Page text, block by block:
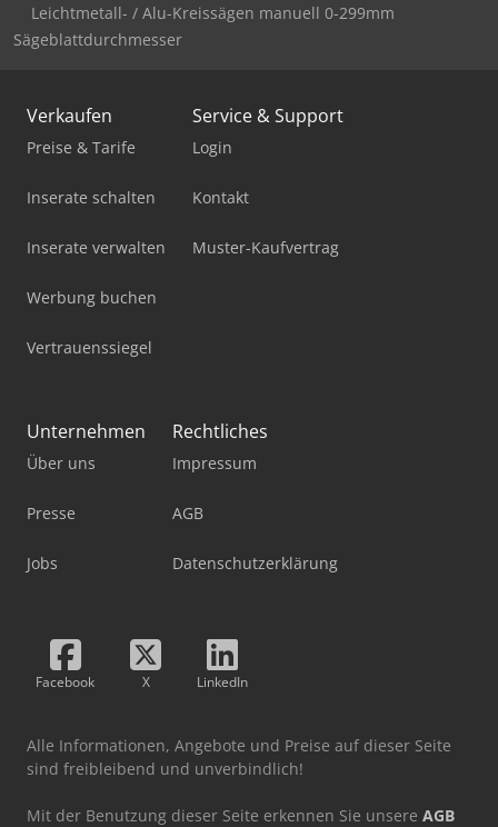
Leichtmetall- / Alu-Kreissägen manuell 0-299mm
Sägeblattdurchmesser
Verkaufen
Preise & Tarife
Inserate schalten
Inserate verwalten
Werbung buchen
Vertrauenssiegel
Service & Support
Login
Kontakt
Muster-Kaufvertrag
Unternehmen
Über uns
Presse
Jobs
Rechtliches
Impressum
AGB
Datenschutzerklärung
Facebook X LinkedIn
Alle Informationen, Angebote und Preise auf dieser Seite
sind freibleibend und unverbindlich!
Mit der Benutzung dieser Seite erkennen Sie unsere AGB